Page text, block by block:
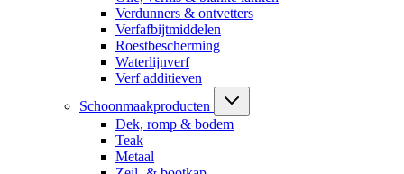
Verdunners & ontvetters
Verfafbijtmiddelen
Roestbescherming
Waterlijnverf
Verf additieven
Schoonmaakproducten
Dek, romp & bodem
Teak
Metaal